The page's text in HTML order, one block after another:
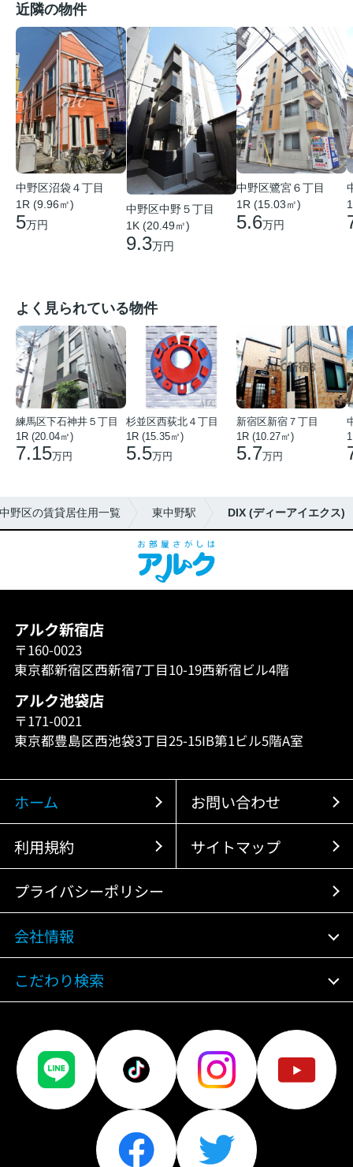
近隣の物件
中野区沼袋４丁目
1R (9.96㎡)
5万円
中野区中野５丁目
1K (20.49㎡)
9.3万円
中野区鷺宮６丁目
1R (15.03㎡)
5.6万円
よく見られている物件
練馬区下石神井５丁目
1R (20.04㎡)
7.15万円
杉並区西荻北４丁目
1R (15.35㎡)
5.5万円
新宿区新宿７丁目
1R (10.27㎡)
5.7万円
中野区の賃貸居住用一覧 東中野駅 DIX (ディーアイエクス)
アルク新宿店
〒160-0023
東京都新宿区西新宿7丁目10-19西新宿ビル4階
アルク池袋店
〒171-0021
東京都豊島区西池袋3丁目25-15IB第1ビル5階A室
ホーム お問い合わせ
利用規約 サイトマップ
プライバシーポリシー
会社情報
こだわり検索